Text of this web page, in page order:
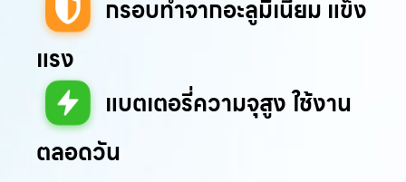
กรอบทำจากอะลูมิเนียม แข็ง
แรง
แบตเตอรี่ความจุสูง ใช้งาน
ตลอดวัน